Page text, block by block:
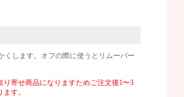
くします。オフの際に使うとリムーバー
寄せ商品になりますためご注文後1〜3
す。